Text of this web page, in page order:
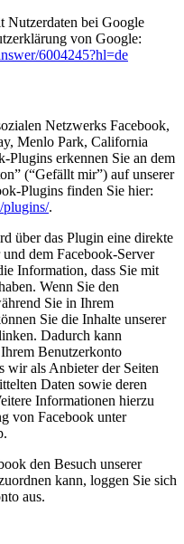
Nutzerdaten bei Google
von Google:
6004245?hl=de
Netzwerks Facebook,
Menlo Park, California
erkennen Sie an dem
(“Gefällt mir”) auf unserer
Plugins finden Sie hier:
plugins/.
über das Plugin eine direkte
dem Facebook-Server
Information, dass Sie mit
Wenn Sie den
Sie in Ihrem
Sie die Inhalte unserer
Dadurch kann
Benutzerkonto
wir als Anbieter der Seiten
Daten sowie deren
Informationen hierzu
von Facebook unter
den Besuch unserer
kann, loggen Sie sich
aus.